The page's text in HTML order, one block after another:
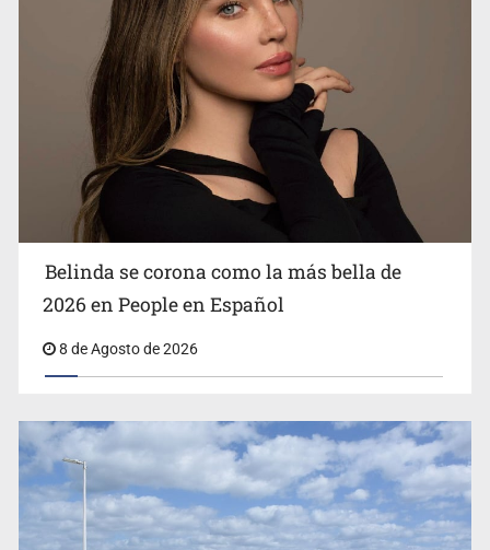
Ciclosporiasis no representa un riesgo epidemiológico
masivo
EU reanudará este sábado inspecciones de aguacate en
Michoacán
Belinda se corona como la más bella de
2026 en People en Español
8 de Agosto de 2026